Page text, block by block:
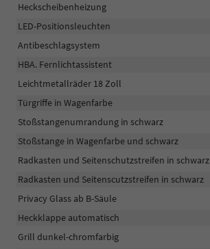
Heckscheibenheizung
LED-Positionsleuchten
Antibeschlagsystem
HBA. Fernlichtassistent
Leichtmetallräder 18 Zoll
Türgriffe in Wagenfarbe
Stoßstangenumrandung in schwarz
Stoßstange in Wagenfarbe und schwarz
Radkasten und Seitenschutzstreifen in schwarz
Radkasten und Seitenscutzstreifen in schwarz
Privacy Glass ab B-Säule
Heckklappe automatisch
Grill dunkel-chromfarbig